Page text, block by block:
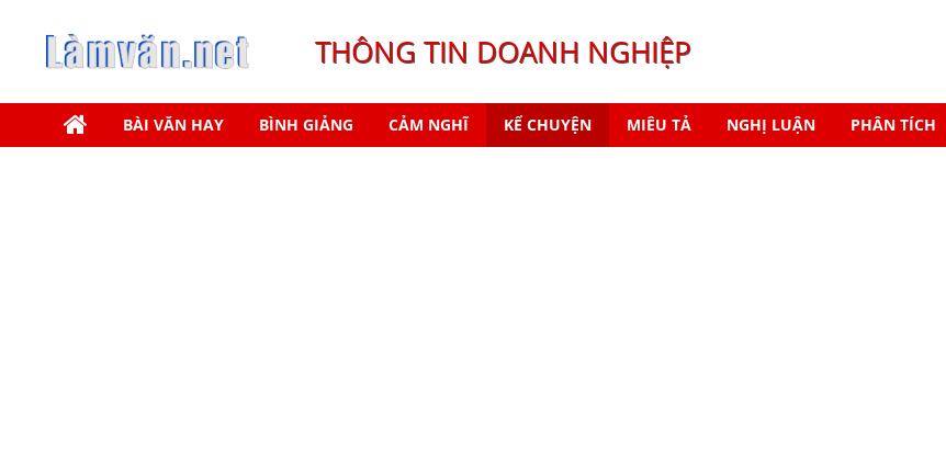
THÔNG TIN DOANH NGHIỆP
BÀI VĂN HAY BÌNH GIẢNG CẢM NGHĨ KỂ CHUYỆN MIÊU TẢ NGHỊ LUẬN PHÂN TÍCH